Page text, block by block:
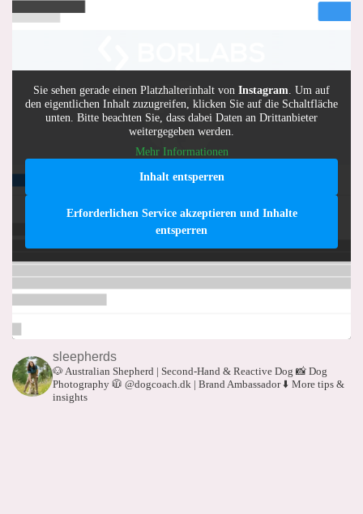
Sie sehen gerade einen Platzhalterinhalt von Instagram. Um auf
den eigentlichen Inhalt zuzugreifen, klicken Sie auf die Schaltfläche
unten. Bitte beachten Sie, dass dabei Daten an Drittanbieter
weitergegeben werden.
Mehr Informationen
Inhalt entsperren
Erforderlichen Service akzeptieren und Inhalte
entsperren
sleepherds
🐶 Australian Shepherd | Second-Hand & Reactive Dog 📸 Dog
Photography 🧥 @dogcoach.dk | Brand Ambassador⬇️ More tips &
insights